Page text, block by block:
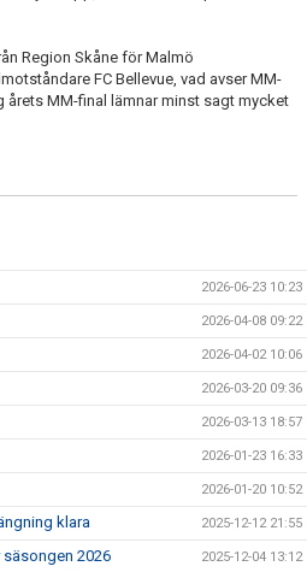
Region Skåne för Malmö
FC Bellevue, vad avser MM-
årets MM-final lämnar minst sagt mycket
2026-06-23 10:23
2026-04-08 09:22
2026-04-02 10:06
2026-03-20 09:36
2026-03-13 18:57
2026-01-23 16:33
2026-01-20 10:52
klara 2025-12-12 21:55
2026 2025-12-04 13:12